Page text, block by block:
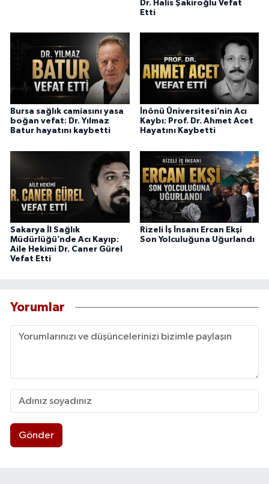
Dr. Halis Şakiroğlu Vefat
Etti
Bursa sağlık camiasını yasa
boğan vefat: Dr. Yılmaz
Batur hayatını kaybetti
İnönü Üniversitesi’nin Acı
Kaybı: Prof. Dr. Ahmet Acet
Hayatını Kaybetti
Sakarya İl Sağlık
Müdürlüğü’nde Acı Kayıp:
Aile Hekimi Dr. Caner Gürel
Vefat Etti
Rizeli İş İnsanı Ercan Ekşi
Son Yolculuğuna Uğurlandı
Yorumlar
Gönder